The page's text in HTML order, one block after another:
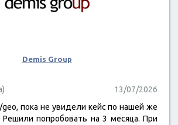
Demis Group
13/07/2026
пока не увидели кейс по нашей же
попробовать на 3 месяца. При